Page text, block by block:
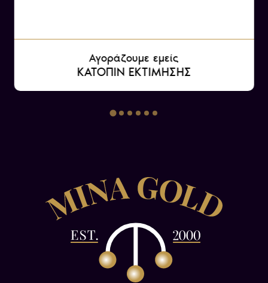
Αγοράζουμε εμείς
ΚΑΤΟΠΙΝ ΕΚΤΙΜΗΣΗΣ